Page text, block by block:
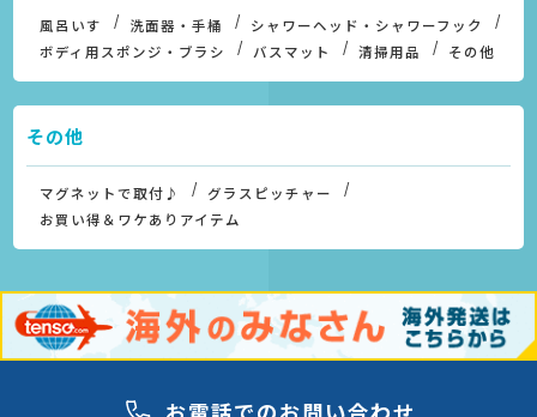
風呂いす 洗面器・手桶
シャワーヘッド・シャワーフック
ボディ用スポンジ・ブラシ
バスマット 清掃用品 その他
その他
マグネットで取付♪
グラスピッチャー
お買い得＆ワケありアイテム